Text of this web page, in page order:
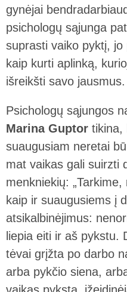
gynėjai
psichologų sąjunga
suprasti vaiko pyktį, jo
kaip kurti aplinką,
išreikšti savo jausmus.
Psichologų sąjungos
Marina Guptor tikina,
suaugusiam neretai
mat vaikas gali suirzti
menkniekių:
kaip ir suaugusiems į
atsikalbinėjimus:
liepia eiti ir aš pykstu.
tėvai grįžta po darbo
arba pykčio siena,